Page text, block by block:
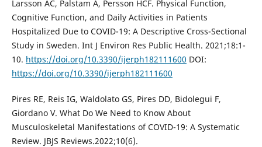
Larsson AC, Palstam A, Persson HCF. Physical Function,
Cognitive Function, and Daily Activities in Patients
Hospitalized Due to COVID-19: A Descriptive Cross-Sectional
Study in Sweden. Int J Environ Res Public Health. 2021;18:1-
10. https://doi.org/10.3390/ijerph182111600 DOI:
https://doi.org/10.3390/ijerph182111600
Pires RE, Reis IG, Waldolato GS, Pires DD, Bidolegui F,
Giordano V. What Do We Need to Know About
Musculoskeletal Manifestations of COVID-19: A Systematic
Review. JBJS Reviews.2022;10(6).